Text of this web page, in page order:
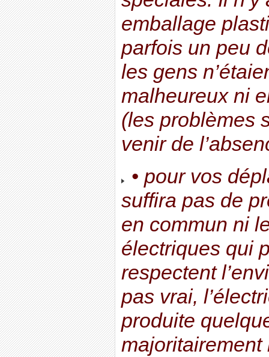
emballage
parfois un peu
les gens
malheureux ni
(les problèmes
venir de
• pour vos
suffira pas de
en commun ni
électriques qui
respectent
pas vrai,
produite